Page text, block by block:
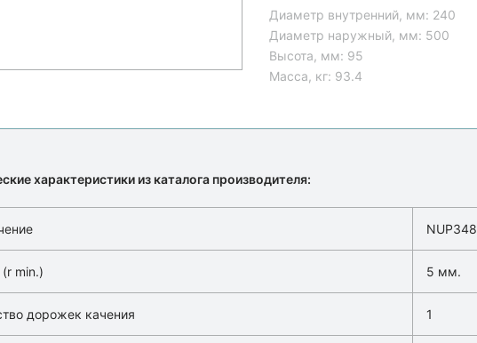
Диаметр внутренний, мм: 240
Диаметр наружный, мм: 500
Высота, мм: 95
Масса, кг: 93.4
характеристики из каталога производителя:
NUP348
min.) 5 мм.
дорожек качения 1